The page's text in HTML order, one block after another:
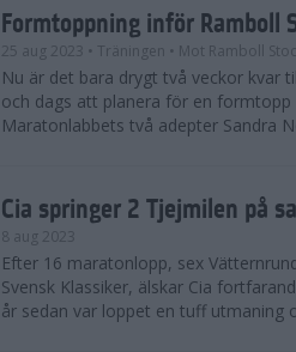
Formtoppning inför Ramboll
25 aug 2023 • Träningen • Mot Ramboll
Nu är det bara drygt två veckor kvar
och dags att planera för en
Maratonlabbets två adepter Sandra
Cia springer 2 Tjejmilen på
8 aug 2023
Efter 16 maratonlopp, sex
Svensk Klassiker, älskar Cia
år sedan var loppet en tuff utmaning